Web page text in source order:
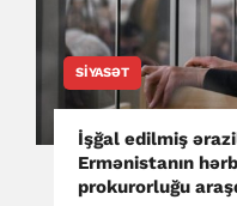
SIYASƏT
İşğal edilmiş
Ermənistanın
prokurorluğu